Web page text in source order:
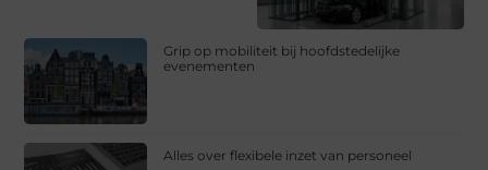
Grip op mobiliteit bij hoofdstedelijke
evenementen
Alles over flexibele inzet van personeel